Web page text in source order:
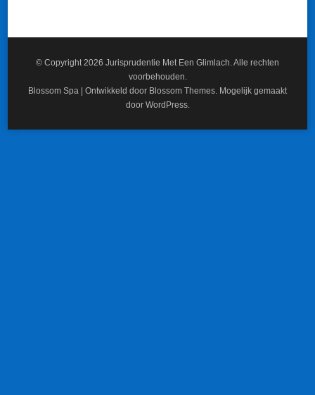
© Copyright 2026 Jurisprudentie Met Een Glimlach . Alle rechten
voorbehouden.
Blossom Spa | Ontwikkeld door Blossom Themes . Mogelijk gemaakt
door WordPress.